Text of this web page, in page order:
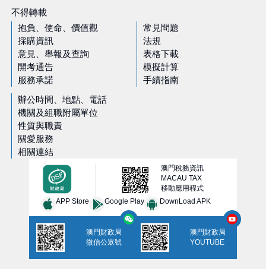
不得轉載
抱負、使命、價值觀
採購資訊
意見、舉報及查詢
開考通告
服務承諾
常見問題
法規
表格下載
模擬計算
手續指南
辦公時間、地點、電話
機關及組職附屬單位
性質與職責
關愛服務
相關連結
澳門稅務資訊
MACAU TAX
移動應用程式
APP Store
Google Play DownLoad APK
澳門財政局
微信公眾號
澳門財政局
YOUTUBE